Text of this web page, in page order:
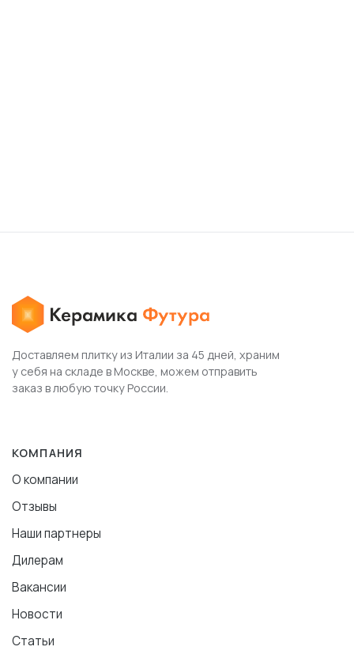
Доставляем плитку из Италии за 45 дней, храним
у себя на складе в Москве, можем отправить
заказ в любую точку России.
КОМПАНИЯ
О компании
Отзывы
Наши партнеры
Дилерам
Вакансии
Новости
Статьи